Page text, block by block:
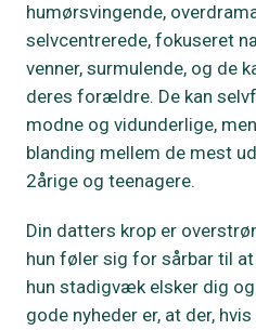
humørsvingende,
selvcentrerede, fokuseret
venner, surmulende, og de
deres forældre. De kan
modne og vidunderlige,
blanding mellem de mest
2årige og teenagere.
Din datters krop er
hun føler sig for sårbar til
hun stadigvæk elsker dig
gode nyheder er, at der,